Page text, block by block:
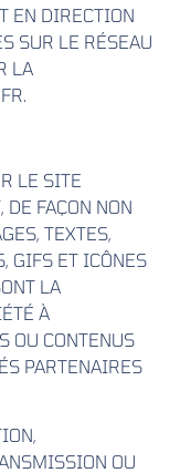
EN DIRECTION
SUR LE RÉSEAU
LA
LE SITE
DE FAÇON NON
TEXTES,
GIFS ET ICÔNES
LA
À
OU CONTENUS
PARTENAIRES
OU